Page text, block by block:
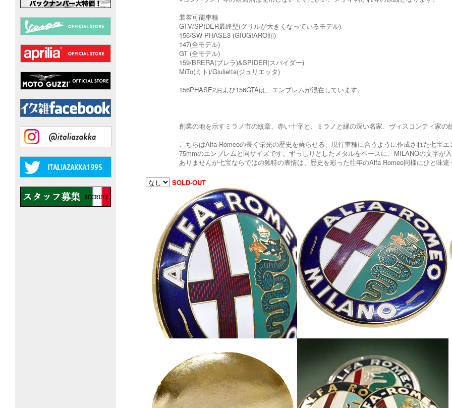
装着可能車種
GTV/SPIDER最終型(グリルが大きくなっているモデル)
156/SW PHASE3 (GIUGIARO顔)
147(全モデル)
GT (全モデル)
159/BRERA(ブレラ)&SPIDER(スパイダー)
MiTo(ミト)/Giulietta(ジュリエッタ)
156PHASE2および156GTAは、エンブレムが混在しています。
創業の地を示すミラノ市の紋章、赤い十字と、ミラノと縁の深い名家、ヴィスコンティ家の
こちらはAlfa Romeoの長く栄光の歴史を蘇らせる、現行車種に合うように作成された七宝
75mmのエンブレムと同サイズです。ずっしりとしたメタルをベースに、MILANOの文字が
ありませんが七宝ならではの独特の表情は、歴史を彩った往年のAlfa Romeo同様にひと味違
SOLD-OUT